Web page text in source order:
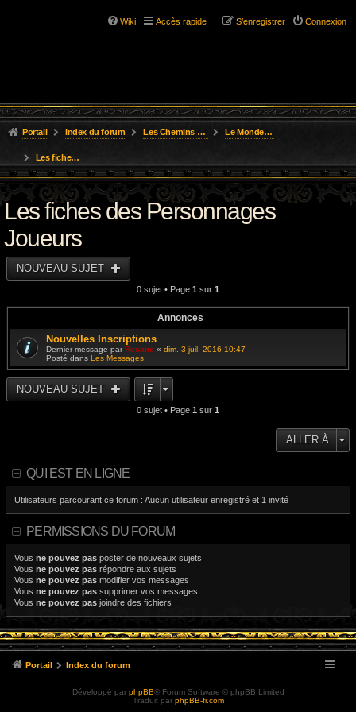
Wiki Accès rapide Connexion
S’enregistrer
Portail Index du forum Les Chemins de L'Aventure Le Monde des Royaumes Oubliés
Les fiches des Personnages Joueurs
Les fiches des Personnages
Joueurs
NOUVEAU SUJET
0 sujet • Page 1 sur 1
Annonces
Nouvelles Inscriptions
Dernier message parResane « dim. 3 juil. 2016 10:47
Posté dans Les Messages
NOUVEAU SUJET
0 sujet • Page 1 sur 1
ALLER À
QUI EST EN LIGNE
Utilisateurs parcourant ce forum : Aucun utilisateur enregistré et 1 invité
PERMISSIONS DU FORUM
Vous ne pouvez pas poster de nouveaux sujets
Vous ne pouvez pas répondre aux sujets
Vous ne pouvez pas modifier vos messages
Vous ne pouvez pas supprimer vos messages
Vous ne pouvez pas joindre des fichiers
Portail Index du forum
Développé par phpBB® Forum Software © phpBB Limited
Traduit par phpBB-fr.com